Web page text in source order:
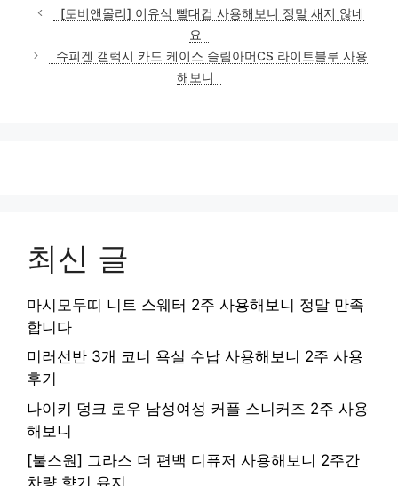
[토비앤몰리] 이유식 빨대컵 사용해보니 정말 새지 않네
요
슈피겐 갤럭시 카드 케이스 슬림아머CS 라이트블루 사용
해보니
최신 글
마시모두띠 니트 스웨터 2주 사용해보니 정말 만족
합니다
미러선반 3개 코너 욕실 수납 사용해보니 2주 사용
후기
나이키 덩크 로우 남성여성 커플 스니커즈 2주 사용
해보니
[불스원] 그라스 더 편백 디퓨저 사용해보니 2주간